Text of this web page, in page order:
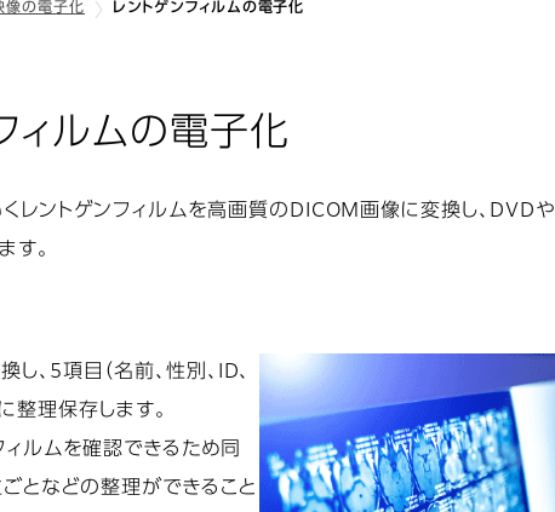
像の電子化 レントゲンフィルムの電子化
ィルムの電子化
レントゲンフィルムを高画質のDICOM画像に変換し、DVD
す。
、5項目（名前、性別、ID、
整理保存します。
ルムを確認できるため同
となどの整理ができること